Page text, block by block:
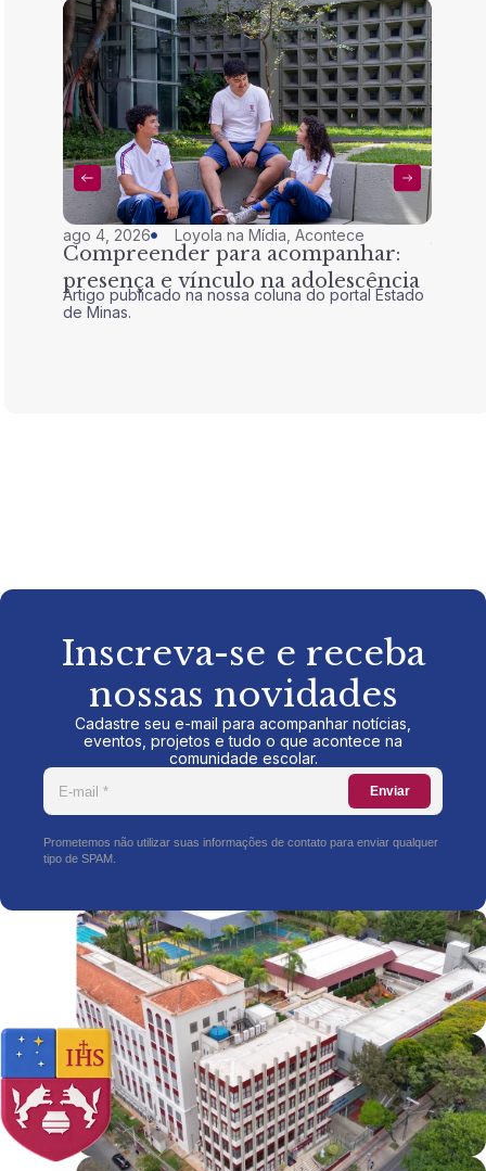
ago 4, 2026 Loyola na Mídia ,Acontece
Compreender para acompanhar:
presença e vínculo na adolescência
Artigo publicado na nossa coluna do portal Estado
de Minas.
Inscreva-se e receba
nossas novidades
Cadastre seu e-mail para acompanhar notícias,
eventos, projetos e tudo o que acontece na
comunidade escolar.
Enviar
Prometemos não utilizar suas informações de contato para enviar qualquer
tipo de SPAM.